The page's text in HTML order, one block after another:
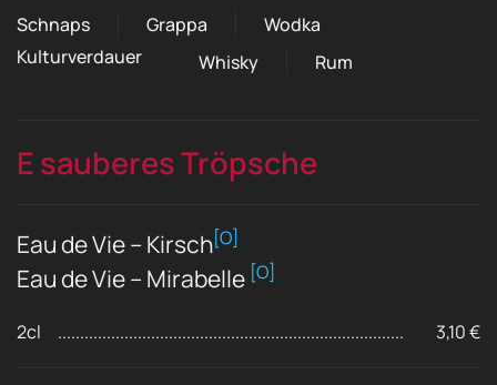
Schnaps Grappa
Wodka
Kulturverdauer
Whisky Rum
E sauberes Tröpsche
Eau de Vie – Kirsch[O]
Eau de Vie – Mirabelle [O]
2cl 3,10 €